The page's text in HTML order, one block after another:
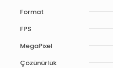
Format
FPS
MegaPixel
Çözünürlük